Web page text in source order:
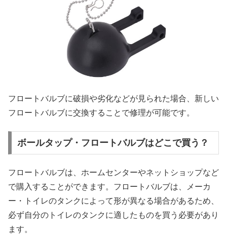
フロートバルブに破損や劣化などが見られた場合、新しい
フロートバルブに交換することで修理が可能です。
ボールタップ・フロートバルブはどこで買う？
フロートバルブは、ホームセンターやネットショップなど
で購入することができます。フロートバルブは、メーカ
ー・トイレのタンクによって形が異なる場合があるため、
必ず自分のトイレのタンクに適したものを買う必要があり
ます。